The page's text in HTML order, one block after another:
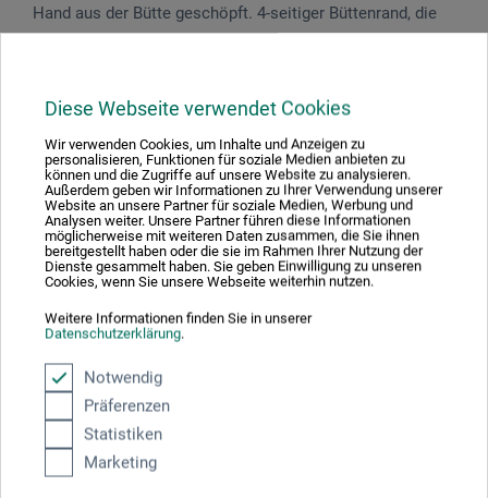
Diese Webseite verwendet Cookies
Wir verwenden Cookies, um Inhalte und Anzeigen zu
personalisieren, Funktionen für soziale Medien anbieten zu
können und die Zugriffe auf unsere Website zu analysieren.
Außerdem geben wir Informationen zu Ihrer Verwendung unserer
Website an unsere Partner für soziale Medien, Werbung und
Analysen weiter. Unsere Partner führen diese Informationen
möglicherweise mit weiteren Daten zusammen, die Sie ihnen
bereitgestellt haben oder die sie im Rahmen Ihrer Nutzung der
Dienste gesammelt haben. Sie geben Einwilligung zu unseren
Cookies, wenn Sie unsere Webseite weiterhin nutzen.
Weitere Informationen finden Sie in unserer
Datenschutzerklärung.
Notwendig
Präferenzen
Statistiken
Marketing
Hand aus der Bütte geschöpft. 4-seitiger Büttenrand, die
Bögen werden im Nasszustand gerissen.
Produktbewertungen (0)
Schreiben Sie die erste Bewertung zu diesem Produkt
JETZT PRODUKT BEWERTEN
Hersteller-Kontakt